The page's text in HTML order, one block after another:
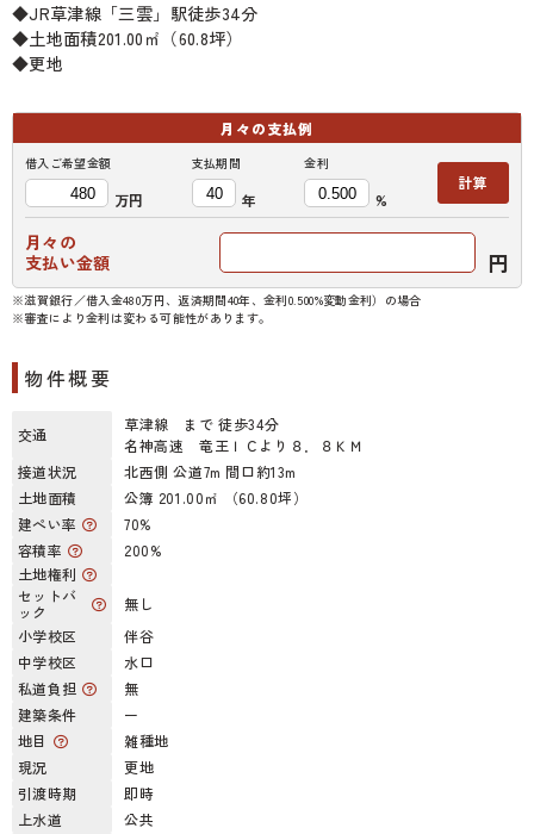
◆JR草津線「三雲」駅徒歩34分
◆土地面積201.00㎡（60.8坪）
◆更地
月々の支払例
借入ご希望金額
万円
支払期間
年
金利
%
計算
月々の
支払い金額
円
※滋賀銀行／借入金480万円、返済期間40年、金利0.500%変動金利）の場合
※審査により金利は変わる可能性があります。
物件概要
交通
草津線 まで 徒歩34分
名神高速 竜王ＩＣより８．８ＫＭ
接道状況
北西側 公道7m 間口約13m
土地面積
公簿 201.00㎡ （60.80坪）
建ぺい率
70%
容積率
200%
土地権利
セットバ
ック
無し
小学校区
伴谷
中学校区
水口
私道負担
無
建築条件
ー
地目
雑種地
現況
更地
引渡時期
即時
上水道
公共